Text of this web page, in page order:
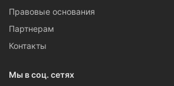
Правовые основания
Партнерам
Контакты
Мы в соц. сетях